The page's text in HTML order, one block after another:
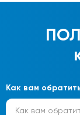
Как вам